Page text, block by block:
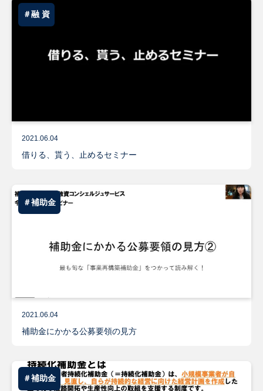
＃融 資
2021.06.04
借りる、貰う、止めるセミナー
＃補助金
2021.06.04
補助金にかかる公募要領の見方
＃補助金